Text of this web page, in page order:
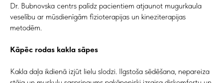
Dr. Bubnovska centrs palīdz pacientiem atjaunot mugurkaula
veselību ar mūsdienīgām fizioterapijas un kineziterapijas
metodēm.
Kāpēc rodas kakla sāpes
Kakla daļa ikdienā izjūt lielu slodzi. Ilgstoša sēdēšana, nepareiza